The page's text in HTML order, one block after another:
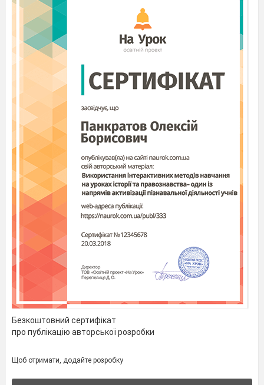
Безкоштовний сертифікат
про публікацію авторської розробки
Щоб отримати, додайте розробку